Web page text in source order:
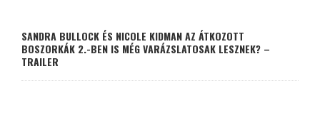
SANDRA BULLOCK ÉS NICOLE KIDMAN AZ ÁTKOZOTT
BOSZORKÁK 2.-BEN IS MÉG VARÁZSLATOSAK LESZNEK? –
TRAILER